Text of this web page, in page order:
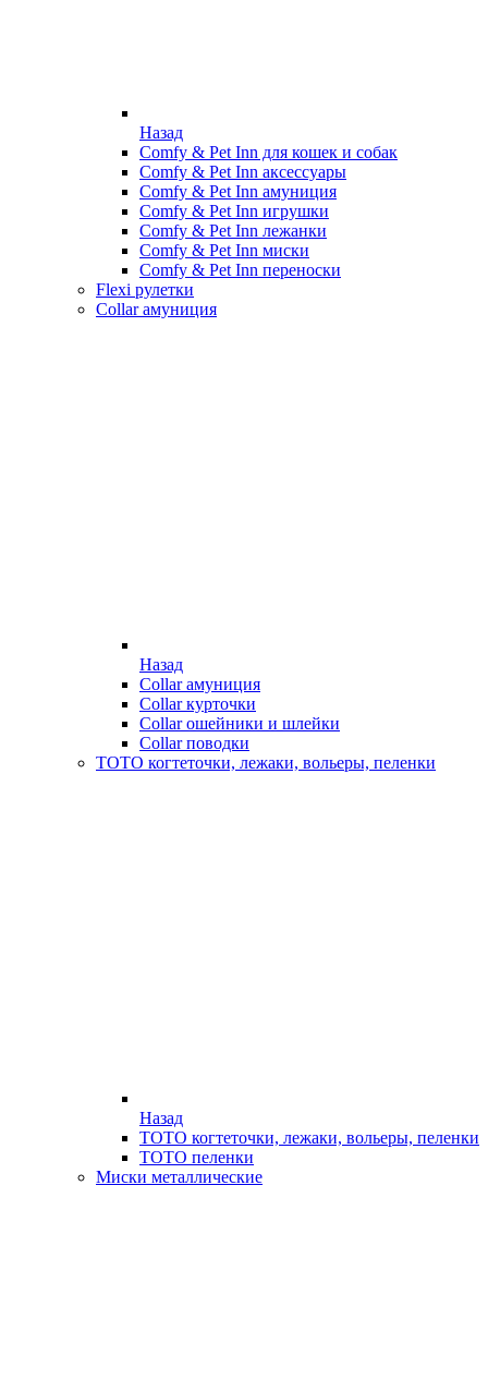
Назад
Comfy & Pet Inn для кошек и собак
Comfy & Pet Inn аксессуары
Comfy & Pet Inn амуниция
Comfy & Pet Inn игрушки
Comfy & Pet Inn лежанки
Comfy & Pet Inn миски
Comfy & Pet Inn переноски
Flexi рулетки
Collar амуниция
Назад
Collar амуниция
Collar курточки
Collar ошейники и шлейки
Collar поводки
ТОТО когтеточки, лежаки, вольеры, пеленки
Назад
ТОТО когтеточки, лежаки, вольеры, пеленки
ТОТО пеленки
Миски металлические